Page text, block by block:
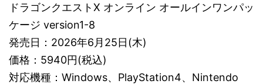
ドラゴンクエストX オンライン オールインワンパッ
ケージ version1-8
発売日：2026年6月25日(木)
価格：5940円(税込)
対応機種：Windows、PlayStation4、Nintendo